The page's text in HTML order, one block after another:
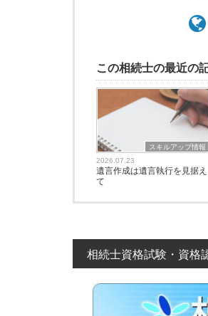
この相続士の最近の
スキルアップ情報
2026.07.23
遺言作成は遺言執行を見据え
て
相続士資格試験・資格